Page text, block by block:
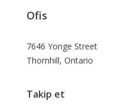
Ofis
7646 Yonge Street
Thornhill, Ontario
Takip et